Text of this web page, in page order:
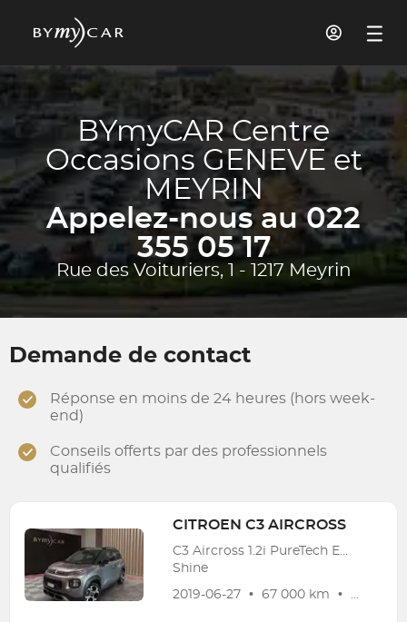
BYmyCAR Centre
Occasions GENEVE et
MEYRIN
Appelez-nous au 022
355 05 17
Rue des Voituriers, 1 - 1217 Meyrin
Demande de contact
Réponse en moins de 24 heures (hors week-
end)
Conseils offerts par des professionnels
qualifiés
CITROENC3 AIRCROSS
C3 Aircross 1.2i PureTech EAT
Shine
2019-06-27 • 67 000 km •